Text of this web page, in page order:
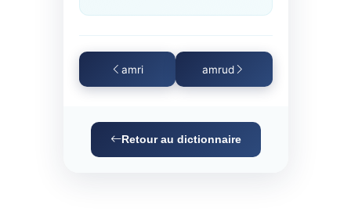
amri amrud
Retour au dictionnaire